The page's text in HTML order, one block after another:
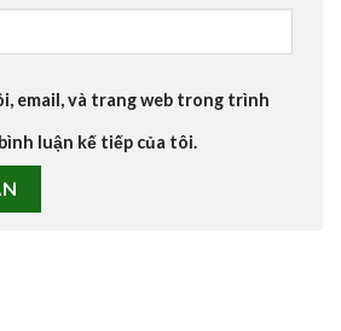
email, và trang web trong trình
luận kế tiếp của tôi.